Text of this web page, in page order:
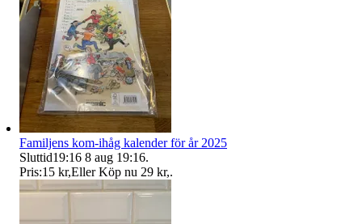
Familjens kom-ihåg kalender för år 2025
Sluttid19:16 8 aug 19:16.
Pris:15 kr,Eller Köp nu 29 kr,.